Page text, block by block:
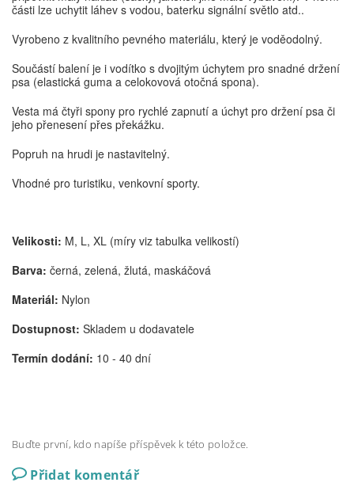
části lze uchytit láhev s vodou, baterku signální světlo atd..
Vyrobeno z kvalitního pevného materiálu, který je voděodolný.
Součástí balení je i vodítko s dvojitým úchytem pro snadné držení
psa (elastická guma a celokovová otočná spona).
Vesta má čtyři spony pro rychlé zapnutí a úchyt pro držení psa či
jeho přenesení přes překážku.
Popruh na hrudi je nastavitelný.
Vhodné pro turistiku, venkovní sporty.
Velikosti: M, L, XL (míry viz tabulka velikostí)
Barva: černá, zelená, žlutá, maskáčová
Materiál: Nylon
Dostupnost: Skladem u dodavatele
Termín dodání: 10 - 40 dní
Buďte první, kdo napíše příspěvek k této položce.
Přidat komentář